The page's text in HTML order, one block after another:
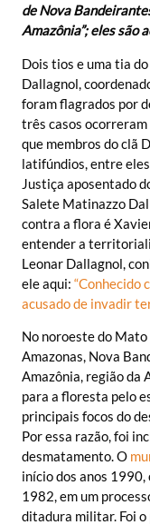
de Nova
Amazônia”; eles são
Dois tios e uma tia
Dallagnol,
foram flagrados por
três casos
que membros do clã
latifúndios, entre
Justiça aposentado
Salete Matinazzo
contra a flora é
entender a
Leonar Dallagnol,
ele aqui: “Conhecido
acusado de invadir
No noroeste do
Amazonas, Nova
Amazônia, região da
para a floresta pelo
principais focos do
Por essa razão, foi
desmatamento. O
início dos anos
1982, em um
ditadura militar. Foi o